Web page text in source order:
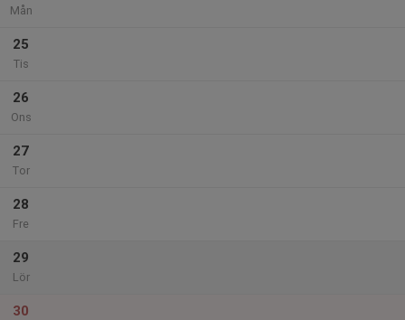
Mån
25
Tis
26
Ons
27
Tor
28
Fre
29
Lör
30